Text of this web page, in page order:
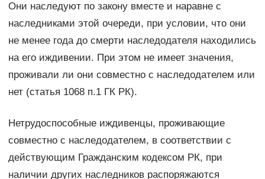
Они наследуют по закону вместе и наравне с
наследниками этой очереди, при условии, что они
не менее года до смерти наследодателя находились
на его иждивении. При этом не имеет значения,
проживали ли они совместно с наследодателем или
нет (статья 1068 п.1 ГК РК).
Нетрудоспособные иждивенцы, проживающие
совместно с наследодателем, в соответствии с
действующим Гражданским кодексом РК, при
наличии других наследников распоряжаются